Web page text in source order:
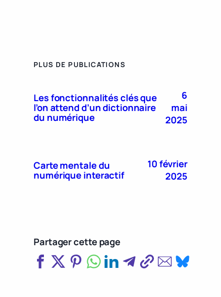
PLUS DE PUBLICATIONS
Les fonctionnalités clés que
l’on attend d’un dictionnaire
du numérique
6
mai
2025
Carte mentale du
numérique interactif
10 février
2025
Partager cette page